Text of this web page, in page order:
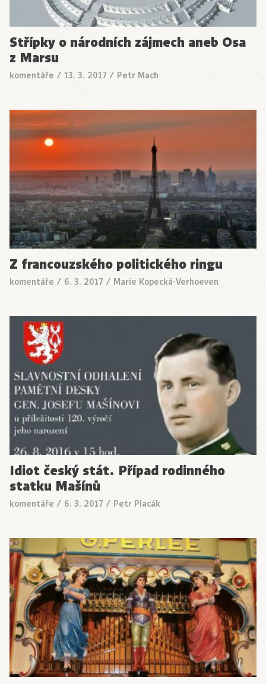
Střípky o národních zájmech aneb Osa
z Marsu
komentáře / 13. 3. 2017 / Petr Mach
Z francouzského politického ringu
komentáře / 6. 3. 2017 / Marie Kopecká-Verhoeven
Idiot český stát. Případ rodinného
statku Mašínů
komentáře / 6. 3. 2017 / Petr Placák